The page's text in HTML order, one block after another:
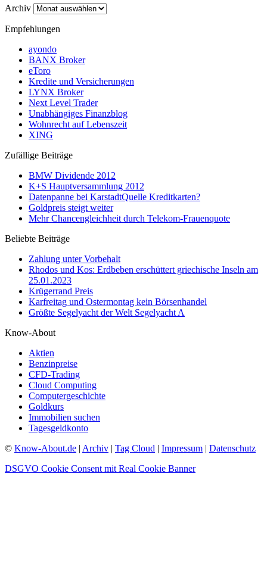
Archiv
Empfehlungen
ayondo
BANX Broker
eToro
Kredite und Versicherungen
LYNX Broker
Next Level Trader
Unabhängiges Finanzblog
Wohnrecht auf Lebenszeit
XING
Zufällige Beiträge
BMW Dividende 2012
K+S Hauptversammlung 2012
Datenpanne bei KarstadtQuelle Kreditkarten?
Goldpreis steigt weiter
Mehr Chancengleichheit durch Telekom-Frauenquote
Beliebte Beiträge
Zahlung unter Vorbehalt
Rhodos und Kos: Erdbeben erschüttert griechische Inseln am
25.01.2023
Krügerrand Preis
Karfreitag und Ostermontag kein Börsenhandel
Größte Segelyacht der Welt Segelyacht A
Know-About
Aktien
Benzinpreise
CFD-Trading
Cloud Computing
Computergeschichte
Goldkurs
Immobilien suchen
Tagesgeldkonto
© Know-About.de | Archiv | Tag Cloud | Impressum | Datenschutz
DSGVO Cookie Consent mit Real Cookie Banner